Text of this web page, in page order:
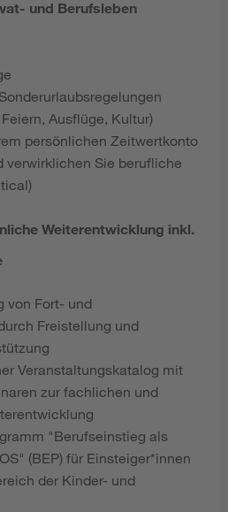
und Berufsleben
Ausflüge, Kultur)
persönlichen Zeitwertkonto
verwirklichen Sie berufliche
Weiterentwicklung inkl.
von Fort- und
Freistellung und
Veranstaltungskatalog mit
zur fachlichen und
"Berufseinstieg als
(BEP) für Einsteiger*innen
der Kinder- und